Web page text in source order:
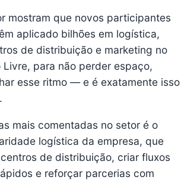
mostram que novos participantes
aplicado bilhões em logística,
de distribuição e marketing no
Livre, para não perder espaço,
esse ritmo — e é exatamente isso
mais comentadas no setor é o
logística da empresa, que
de distribuição, criar fluxos
e reforçar parcerias com